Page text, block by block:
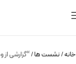
خانه نشست ها “گزارشی از